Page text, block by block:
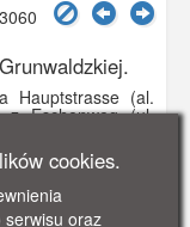
Hauptstrasse (al.
z Eschenweg (ul.
z wykuszem
sklep mięsny
cookies.
serwisu oraz